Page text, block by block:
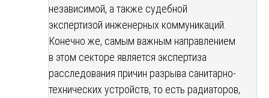
независимой, а также судебной
экспертизой инженерных коммуникаций.
Конечно же, самым важным направлением
в этом секторе является экспертиза
расследования причин разрыва санитарно-
технических устройств, то есть радиаторов,